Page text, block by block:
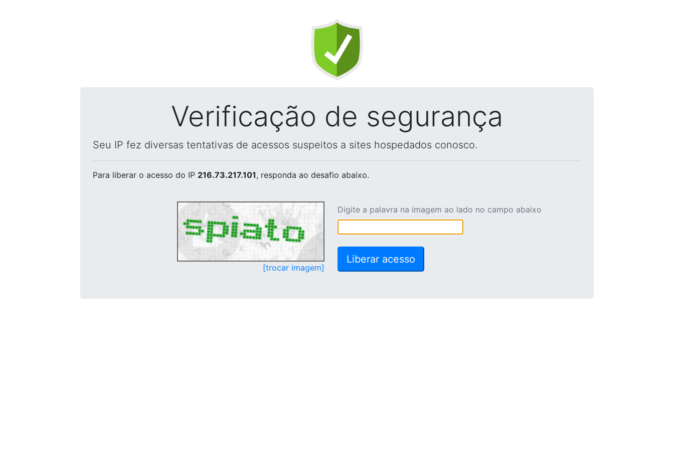
Verificação de segurança
Seu IP fez diversas tentativas de acessos suspeitos a sites hospedados conosco.
Para liberar o acesso do IP 216.73.217.101, responda ao desafio abaixo.
[trocar imagem]
Digite a palavra na imagem ao lado no campo abaixo